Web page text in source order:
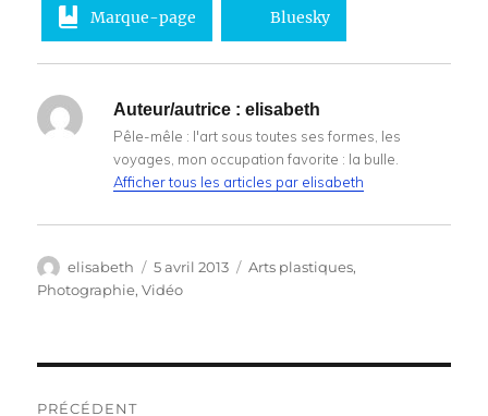
Marque-page Bluesky
Auteur/autrice : elisabeth
Pêle-mêle : l'art sous toutes ses formes, les
voyages, mon occupation favorite : la bulle.
Afficher tous les articles par elisabeth
Auteur
elisabeth
Publié
le
5 avril 2013 Catégories
Arts plastiques,
Photographie,Vidéo
PRÉCÉDENT